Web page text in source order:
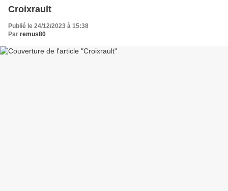
Croixrault
Publié le 24/12/2023 à 15:38
Par remus80